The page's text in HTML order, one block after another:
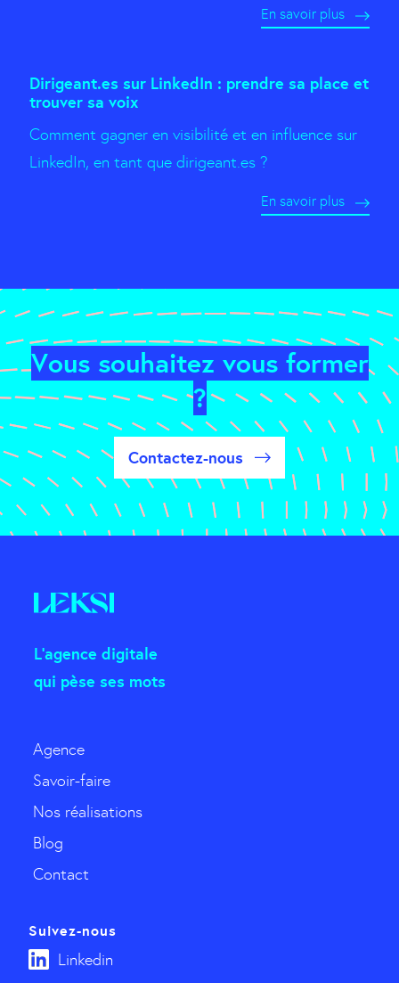
En savoir plus
Dirigeant.es sur LinkedIn : prendre sa place et
trouver sa voix
Comment gagner en visibilité et en influence sur
LinkedIn, en tant que dirigeant.es ?
En savoir plus
Vous souhaitez vous former
?
Contactez-nous
L'agence digitale
qui pèse ses mots
Agence
Savoir-faire
Nos réalisations
Blog
Contact
Suivez-nous
Linkedin